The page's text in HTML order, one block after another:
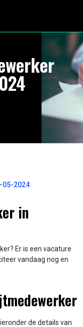
05-2024
in
Er is een vacature
vandaag nog en
de details van